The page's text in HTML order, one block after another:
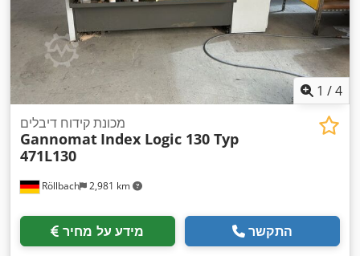
1 /4
Röllbach 2,981 km
מכונת קידוח דיבלים
Gannomat Index Logic 130 Typ
471L130
מידע על מחיר התקשר